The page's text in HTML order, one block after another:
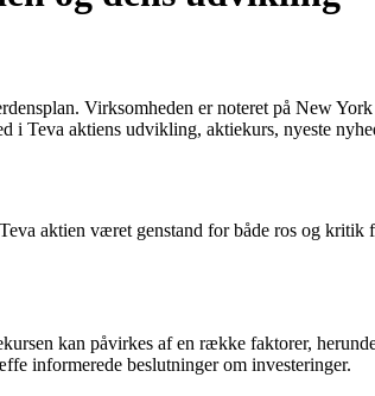
Virksomheden er noteret på New
Teva aktiens udvikling, aktiekurs, nyeste
aktien været genstand for både ros og
kan påvirkes af en række faktorer,
informerede beslutninger om investeringer.